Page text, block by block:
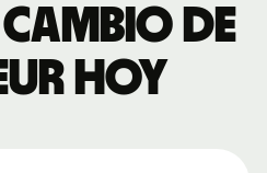
de
hoy